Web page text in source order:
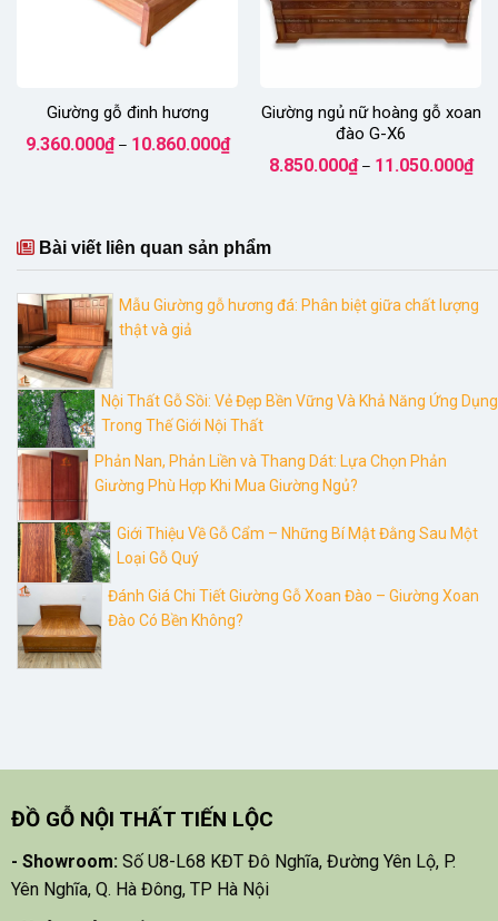
Giường gỗ đinh hương
9.360.000₫ – 10.860.000₫Khoảng
giá:
Giường ngủ nữ hoàng gỗ xoan
đào G-X6
8.850.000₫ – 11.050.000₫giá:
Bài viết liên quan sản phẩm
Mẫu Giường gỗ hương đá: Phân biệt giữa chất lượng
thật và giả
Nội Thất Gỗ Sồi: Vẻ Đẹp Bền Vững Và Khả Năng Ứng Dụng
Trong Thế Giới Nội Thất
Phản Nan, Phản Liền và Thang Dát: Lựa Chọn Phản
Giường Phù Hợp Khi Mua Giường Ngủ?
Giới Thiệu Về Gỗ Cẩm – Những Bí Mật Đằng Sau Một
Loại Gỗ Quý
Đánh Giá Chi Tiết Giường Gỗ Xoan Đào – Giường Xoan
Đào Có Bền Không?
ĐỒ GỖ NỘI THẤT TIẾN LỘC
- Showroom: Số U8-L68 KĐT Đô Nghĩa, Đường Yên Lộ, P.
Yên Nghĩa, Q. Hà Đông, TP Hà Nội